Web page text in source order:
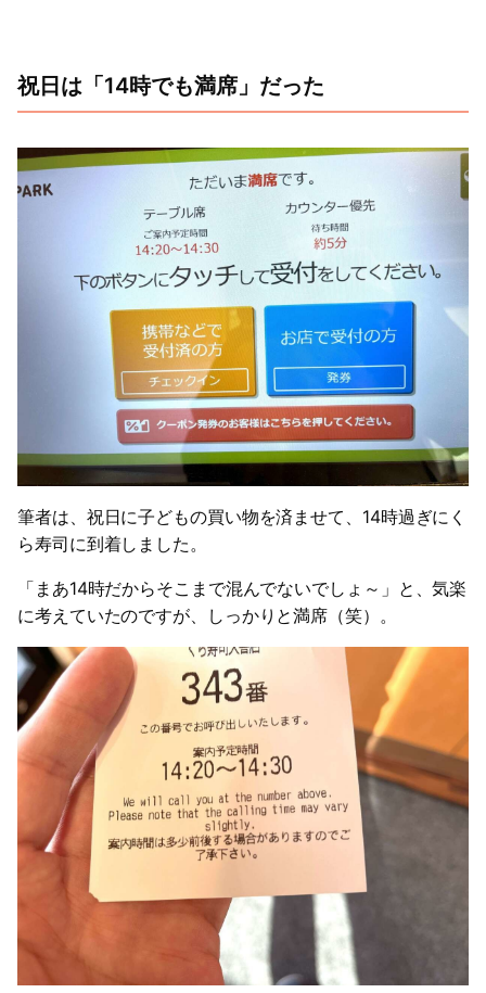
祝日は「14時でも満席」だった
筆者は、祝日に子どもの買い物を済ませて、14時過ぎにく
ら寿司に到着しました。
「まあ14時だからそこまで混んでないでしょ～」と、気楽
に考えていたのですが、しっかりと満席（笑）。